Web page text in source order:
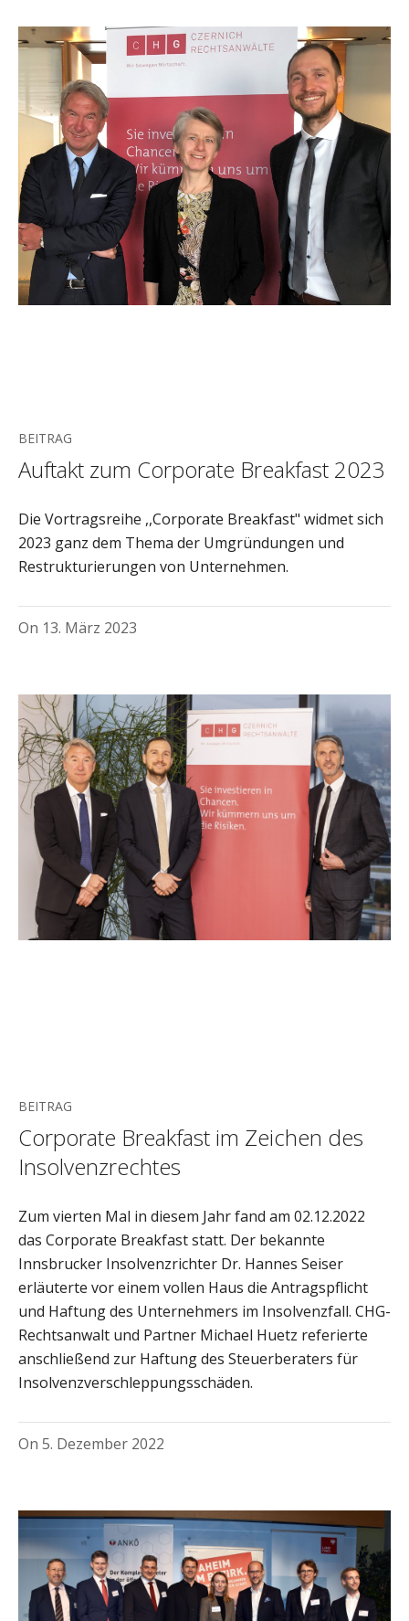
BEITRAG
Auftakt zum Corporate Breakfast 2023
Die Vortragsreihe ,,Corporate Breakfast" widmet sich
2023 ganz dem Thema der Umgründungen und
Restrukturierungen von Unternehmen.
On 13. März 2023
BEITRAG
Corporate Breakfast im Zeichen des
Insolvenzrechtes
Zum vierten Mal in diesem Jahr fand am 02.12.2022
das Corporate Breakfast statt. Der bekannte
Innsbrucker Insolvenzrichter Dr. Hannes Seiser
erläuterte vor einem vollen Haus die Antragspflicht
und Haftung des Unternehmers im Insolvenzfall. CHG-
Rechtsanwalt und Partner Michael Huetz referierte
anschließend zur Haftung des Steuerberaters für
Insolvenzverschleppungsschäden.
On 5. Dezember 2022